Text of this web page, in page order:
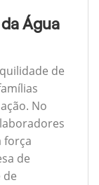
Água
de
No
força
de
de